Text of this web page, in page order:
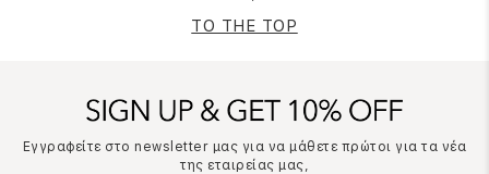
TO THE TOP
Εγγραφείτε στο newsletter μας για να μάθετε πρώτοι για τα νέα
της εταιρείας μας,